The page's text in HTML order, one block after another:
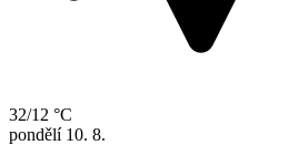
32/12 °C
pondělí 10. 8.